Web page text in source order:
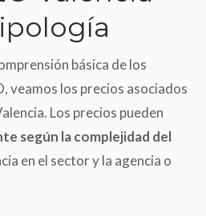
básica de los
veamos los precios asociados
Los precios pueden
según la complejidad del
en el sector y la agencia o